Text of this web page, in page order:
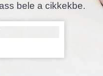
bele a cikkekbe.